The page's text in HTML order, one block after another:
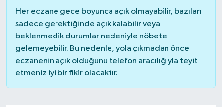
Her eczane gece boyunca açık olmayabilir, bazıları
sadece gerektiğinde açık kalabilir veya
beklenmedik durumlar nedeniyle nöbete
gelemeyebilir. Bu nedenle, yola çıkmadan önce
eczanenin açık olduğunu telefon aracılığıyla teyit
etmeniz iyi bir fikir olacaktır.
Otomobil
Politika
Resmî ilanlar